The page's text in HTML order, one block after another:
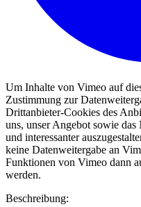
Um Inhalte von Vimeo auf
Zustimmung zur
Drittanbieter-Cookies des
uns, unser Angebot sowie
und interessanter
keine Datenweitergabe an
Funktionen von Vimeo dann
werden.
Beschreibung: